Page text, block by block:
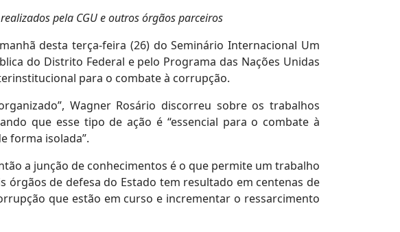
pela CGU e outros órgãos parceiros
desta terça-feira (26) do Seminário Internacional Um
do Distrito Federal e pelo Programa das Nações Unidas
para o combate à corrupção.
Wagner Rosário discorreu sobre os trabalhos
que esse tipo de ação é “essencial para o combate à
forma isolada”.
a junção de conhecimentos é o que permite um trabalho
órgãos de defesa do Estado tem resultado em centenas de
que estão em curso e incrementar o ressarcimento